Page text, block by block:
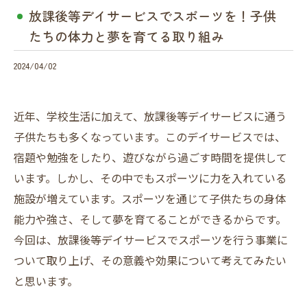
放課後等デイサービスでスポーツを！子供
たちの体力と夢を育てる取り組み
2024/04/02
近年、学校生活に加えて、放課後等デイサービスに通う
子供たちも多くなっています。このデイサービスでは、
宿題や勉強をしたり、遊びながら過ごす時間を提供して
います。しかし、その中でもスポーツに力を入れている
施設が増えています。スポーツを通じて子供たちの身体
能力や強さ、そして夢を育てることができるからです。
今回は、放課後等デイサービスでスポーツを行う事業に
ついて取り上げ、その意義や効果について考えてみたい
と思います。